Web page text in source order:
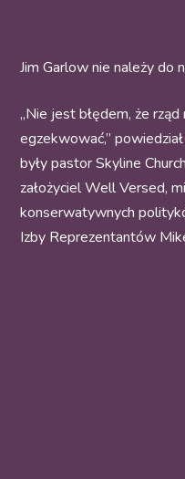
Jim Garlow nie należy do
„Nie jest błędem, że
egzekwować,”
były pastor Skyline
założyciel Well Versed,
konserwatywnych
Izby Reprezentantów